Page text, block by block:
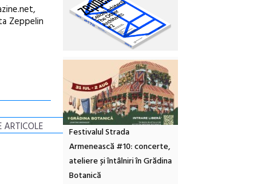
Zeppelin
Festivalul Strada
Armenească #10: concerte,
ateliere și întâlniri în Grădina
Botanică